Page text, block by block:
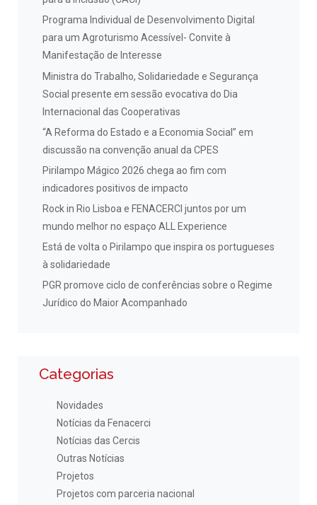
Programa Individual de Desenvolvimento Digital
para um Agroturismo Acessível- Convite à
Manifestação de Interesse
Ministra do Trabalho, Solidariedade e Segurança
Social presente em sessão evocativa do Dia
Internacional das Cooperativas
“A Reforma do Estado e a Economia Social” em
discussão na convenção anual da CPES
Pirilampo Mágico 2026 chega ao fim com
indicadores positivos de impacto
Rock in Rio Lisboa e FENACERCI juntos por um
mundo melhor no espaço ALL Experience
Está de volta o Pirilampo que inspira os portugueses
à solidariedade
PGR promove ciclo de conferências sobre o Regime
Jurídico do Maior Acompanhado
Categorias
Novidades
Notícias da Fenacerci
Notícias das Cercis
Outras Notícias
Projetos
Projetos com parceria nacional